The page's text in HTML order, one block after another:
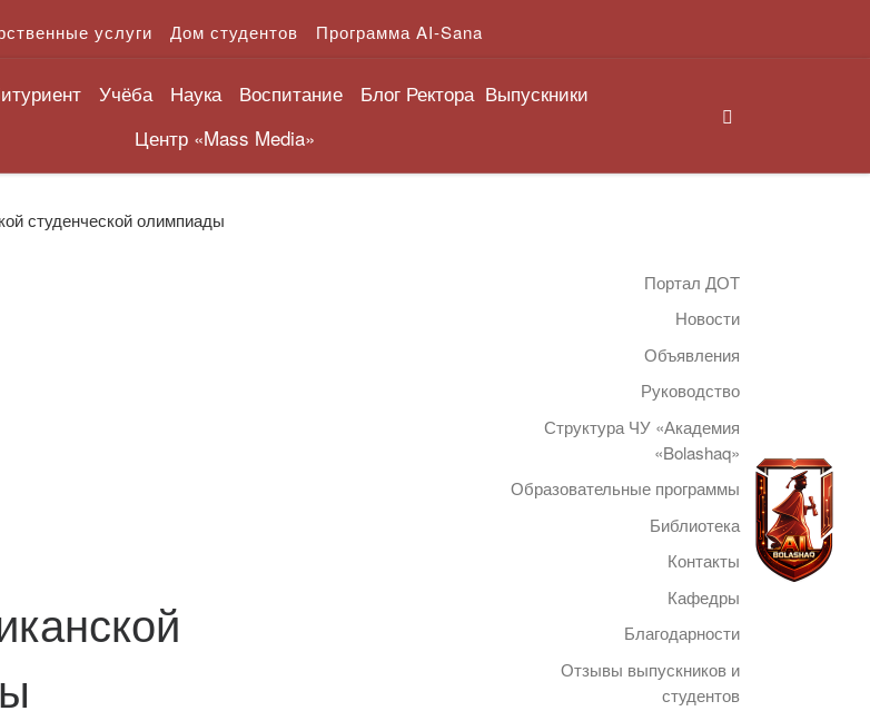
услуги Дом студентов Программа AI-Sana
Учёба Наука Воспитание Блог Ректора Выпускники
Центр «Mass Media»
студенческой олимпиады
Портал ДОТ
Новости
Объявления
Руководство
Структура ЧУ «Академия
«Bolashaq»
Образовательные программы
Библиотека
Контакты
Кафедры
Благодарности
Отзывы выпускников и
студентов